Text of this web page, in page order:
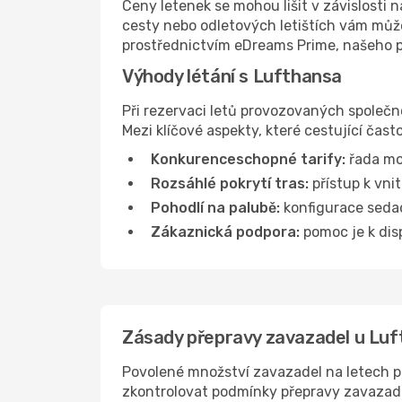
Ceny letenek se mohou lišit v závislosti
cesty nebo odletových letištích vám
prostřednictvím eDreams Prime,
Výhody létání s Lufthansa
Při rezervaci letů provozovaných
Mezi klíčové aspekty, které cestující
Konkurenceschopné tarify: řada
Rozsáhlé pokrytí tras: přístup k
Pohodlí na palubě: konfigurace
Zákaznická podpora: pomoc je k
Zásady přepravy zavazadel u
Povolené množství zavazadel na letech
zkontrolovat podmínky přepravy